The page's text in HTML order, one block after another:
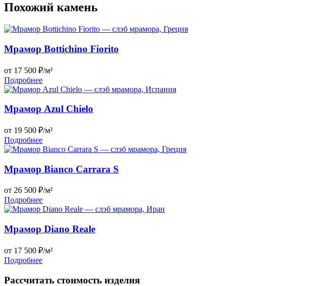
Похожий камень
Мрамор Bottichino Fiorito
от 17 500 ₽/м²
Подробнее
Мрамор Azul Chielo
от 19 500 ₽/м²
Подробнее
Мрамор Bianco Carrara S
от 26 500 ₽/м²
Подробнее
Мрамор Diano Reale
от 17 500 ₽/м²
Подробнее
Рассчитать стоимость изделия